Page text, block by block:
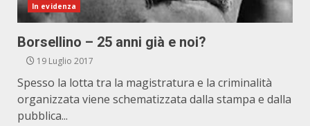
In evidenza
Borsellino – 25 anni già e noi?
19 Luglio 2017
Spesso la lotta tra la magistratura e la criminalità
organizzata viene schematizzata dalla stampa e dalla
pubblica...